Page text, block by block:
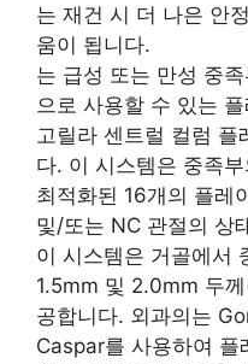
는 재건 시 더 나은 안
움이 됩니다.
는 급성 또는 만성 중
으로 사용할 수 있는
고릴라 센트럴 컬럼 플
다. 이 시스템은 중족
최적화된 16개의 플레
및/또는 NC 관절의 상
이 시스템은 거골에서
1.5mm 및 2.0mm 두
공합니다. 외과의는
Caspar를 사용하여 플